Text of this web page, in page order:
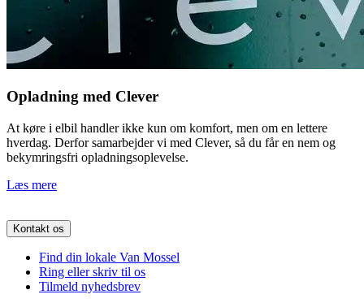
Opladning med Clever
At køre i elbil handler ikke kun om komfort, men om en lettere
hverdag. Derfor samarbejder vi med Clever, så du får en nem og
bekymringsfri opladningsoplevelse.
Læs mere
Kontakt os
Find din lokale Van Mossel
Ring eller skriv til os
Tilmeld nyhedsbrev